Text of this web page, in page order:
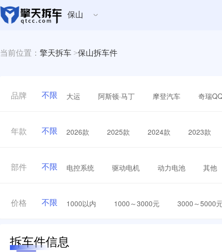
保山
当前位置： 擎天拆车 >保山拆车件
品牌 不限 大运 阿斯顿·马丁 摩登汽车 奇瑞
年款 不限 2026款 2025款 2024款 2023款
部件 不限 电控系统 驱动电机 动力电池 其他
价格 不限 1000以内 1000～3000元 3000～5000
拆车件信息